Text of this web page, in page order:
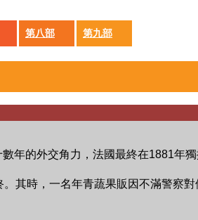
第八部 第九部
年的外交角力，法國最終在1881年獨
其時，一名年青蔬果販因不滿警察